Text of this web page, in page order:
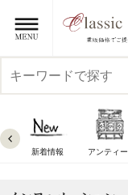
新着情報 アンティー